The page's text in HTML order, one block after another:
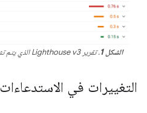
الشكل 1 . تقرير Lighthouse v3 الذي يتم تشغيله على صفحة "لمحة" في Gmail
التغييرات في الاستدعاءات